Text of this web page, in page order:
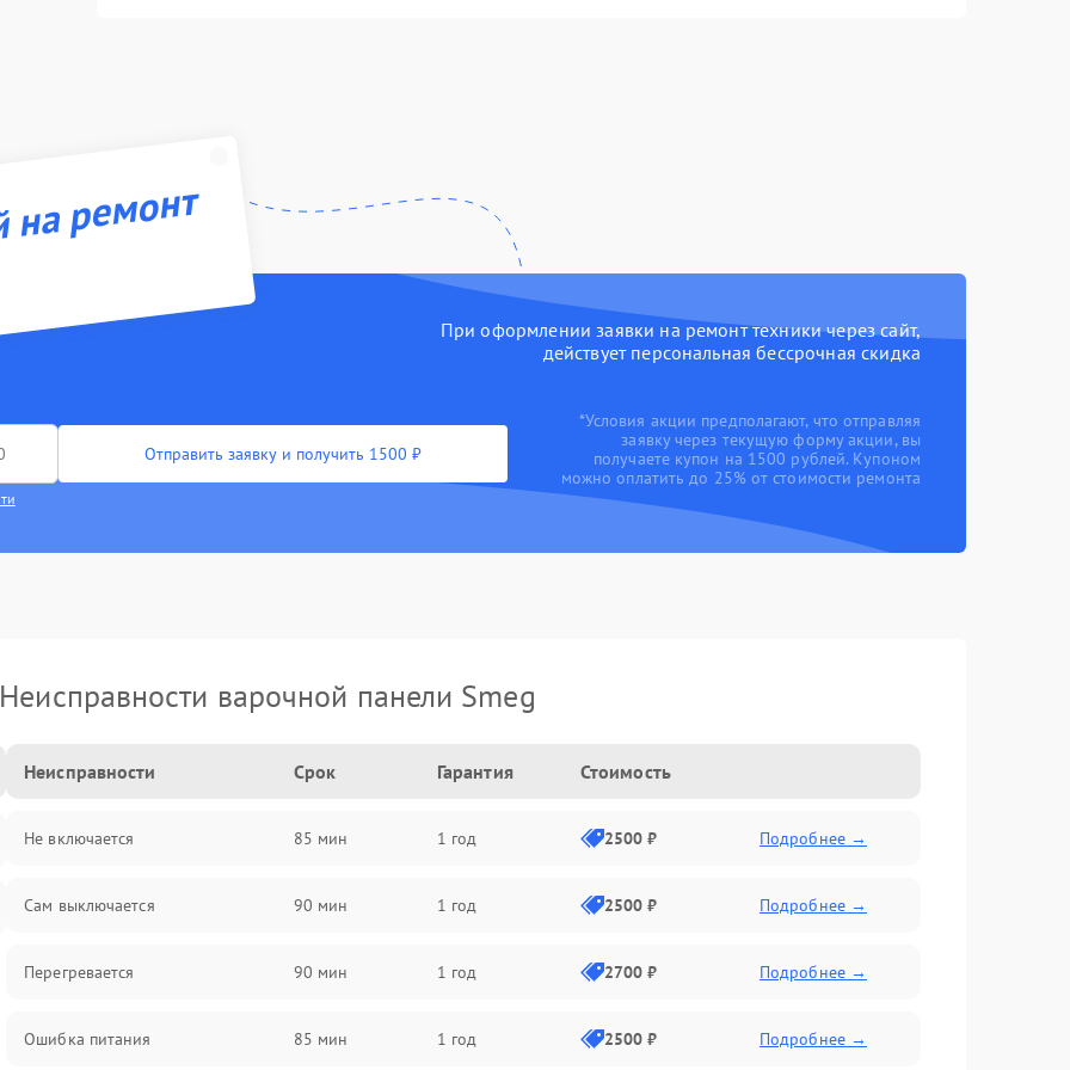
ремонт
При оформлении заявки на ремонт техники через сайт,
действует персональная бессрочная скидка
Отправить заявку и получить 1500 ₽
*Условия акции предполагают, что отправляя
заявку через текущую форму акции, вы
получаете купон на 1500 рублей. Купоном
можно оплатить до 25% от стоимости ремонта
Неисправности варочной панели Smeg
Неисправности Срок Гарантия Стоимость
Не включается 85 мин 1 год 2500 ₽ Подробнее →
Сам выключается 90 мин 1 год 2500 ₽ Подробнее →
Перегревается 90 мин 1 год 2700 ₽ Подробнее →
Ошибка питания 85 мин 1 год 2500 ₽ Подробнее →